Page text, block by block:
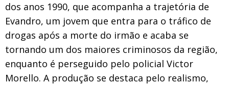
dos anos 1990, que acompanha a trajetória de
Evandro, um jovem que entra para o tráfico de
drogas após a morte do irmão e acaba se
tornando um dos maiores criminosos da região,
enquanto é perseguido pelo policial Victor
Morello. A produção se destaca pelo realismo,